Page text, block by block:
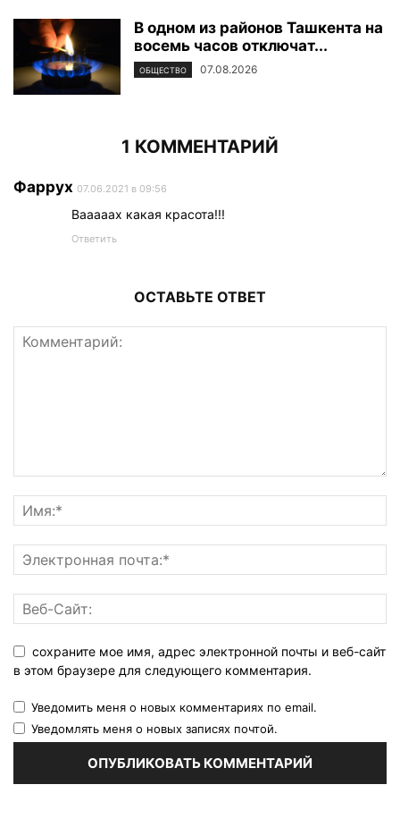
В одном из районов Ташкента на
восемь часов отключат...
ОБЩЕСТВО 07.08.2026
1 КОММЕНТАРИЙ
Фаррух 07.06.2021 в 09:56
Вааааах какая красота!!!
Ответить
ОСТАВЬТЕ ОТВЕТ
сохраните мое имя, адрес электронной почты и веб-сайт
в этом браузере для следующего комментария.
Уведомить меня о новых комментариях по email.
Уведомлять меня о новых записях почтой.